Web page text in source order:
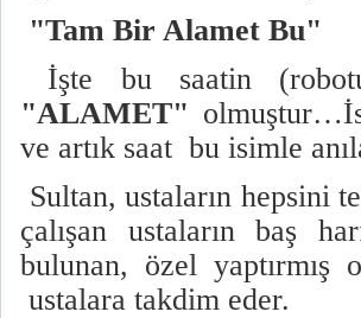
"Tam Bir Alamet Bu"
İşte bu saatin
"ALAMET"
ve artık saat bu isimle
Sultan, ustaların hepsini
çalışan ustaların baş
bulunan, özel
ustalara takdim eder.